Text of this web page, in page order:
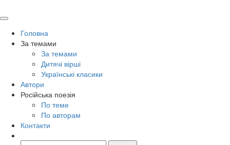
Головна
За темами
За темами
Дитячі вірші
Українські класики
Автори
Російська поезія
По теме
По авторам
Контакти